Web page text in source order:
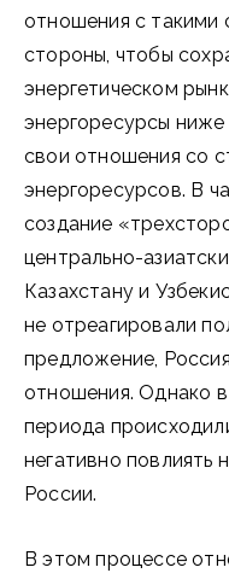
отношения с такими
стороны, чтобы
энергетическом
энергоресурсы
свои отношения со
энергоресурсов. В
создание
центрально-
Казахстану и
не отреагировали
предложение,
отношения. Однако
периода
негативно повлиять
России.
В этом процессе